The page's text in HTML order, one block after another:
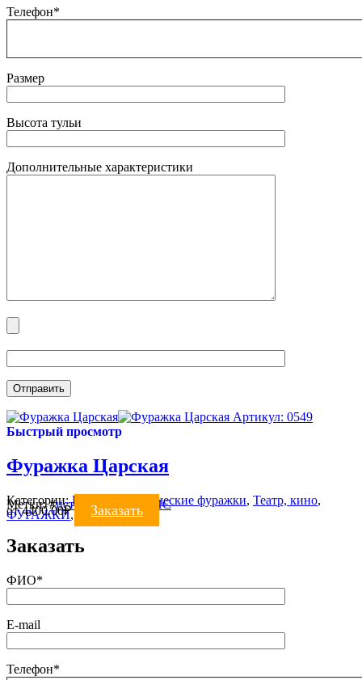
Телефон*
Размер
Высота тульи
Дополнительные характеристики
Артикул: 0549
Быстрый просмотр
Фуражка Царская
Категории: Военно-исторические фуражки, Театр, кино,
ФУРАЖКИ, Цирк, шоу
Метки:#исторические МПС
от4400.00₽ Заказать
Заказать
ФИО*
E-mail
Телефон*